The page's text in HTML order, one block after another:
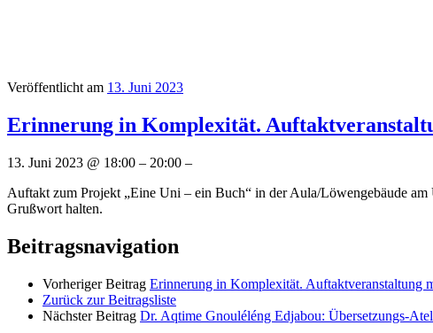
Veröffentlicht am 13. Juni 2023
Erinnerung in Komplexität.
13. Juni 2023 @ 18:00 – 20:00 –
Auftakt zum Projekt „Eine Uni – ein Buch“ in der Aula/Löwengebäude
Grußwort halten.
Beitragsnavigation
Vorheriger Beitrag Erinnerung in Komplexität. Auftaktveranstaltung
Zurück zur Beitragsliste
Nächster Beitrag Dr. Aqtime Gnouléléng Edjabou: Übersetzungs-